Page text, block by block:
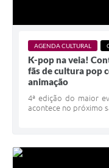
AGENDA CULTURAL
K-pop na veia!
fãs de cultura pop
animação
4ª edição do maior
acontece no próximo